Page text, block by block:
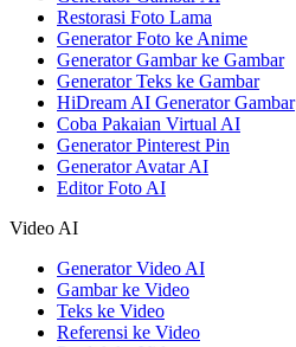
Restorasi Foto Lama
Generator Foto ke Anime
Generator Gambar ke Gambar
Generator Teks ke Gambar
HiDream AI Generator Gambar
Coba Pakaian Virtual AI
Generator Pinterest Pin
Generator Avatar AI
Editor Foto AI
Video AI
Generator Video AI
Gambar ke Video
Teks ke Video
Referensi ke Video